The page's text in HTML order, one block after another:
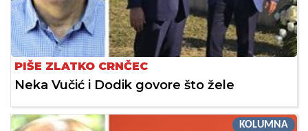
PIŠE ZLATKO CRNČEC
Neka Vučić i Dodik govore što žele
KOLUMNA